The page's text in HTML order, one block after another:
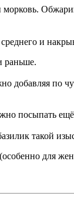
и
раньше.
добавляя по
посыпать
такой
для